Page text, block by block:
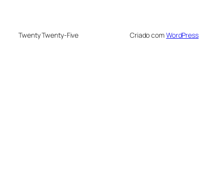
Twenty Twenty-Five Criado com WordPress